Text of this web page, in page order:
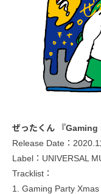
ぜったくん 『Gaming
Release Date：
Label：UNIVERSAL
Tracklist：
1. Gaming Party Xmas